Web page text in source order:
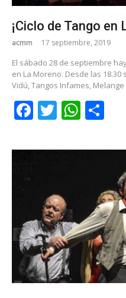
¡Ciclo de Tango en
acmm 17 septiembre, 2019
El sábado 28 de septiembre
en La Moreno. Desde las
Vidú, Tangos Infames,
Facebook
Twitter